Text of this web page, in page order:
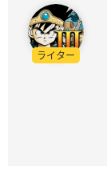
ライター